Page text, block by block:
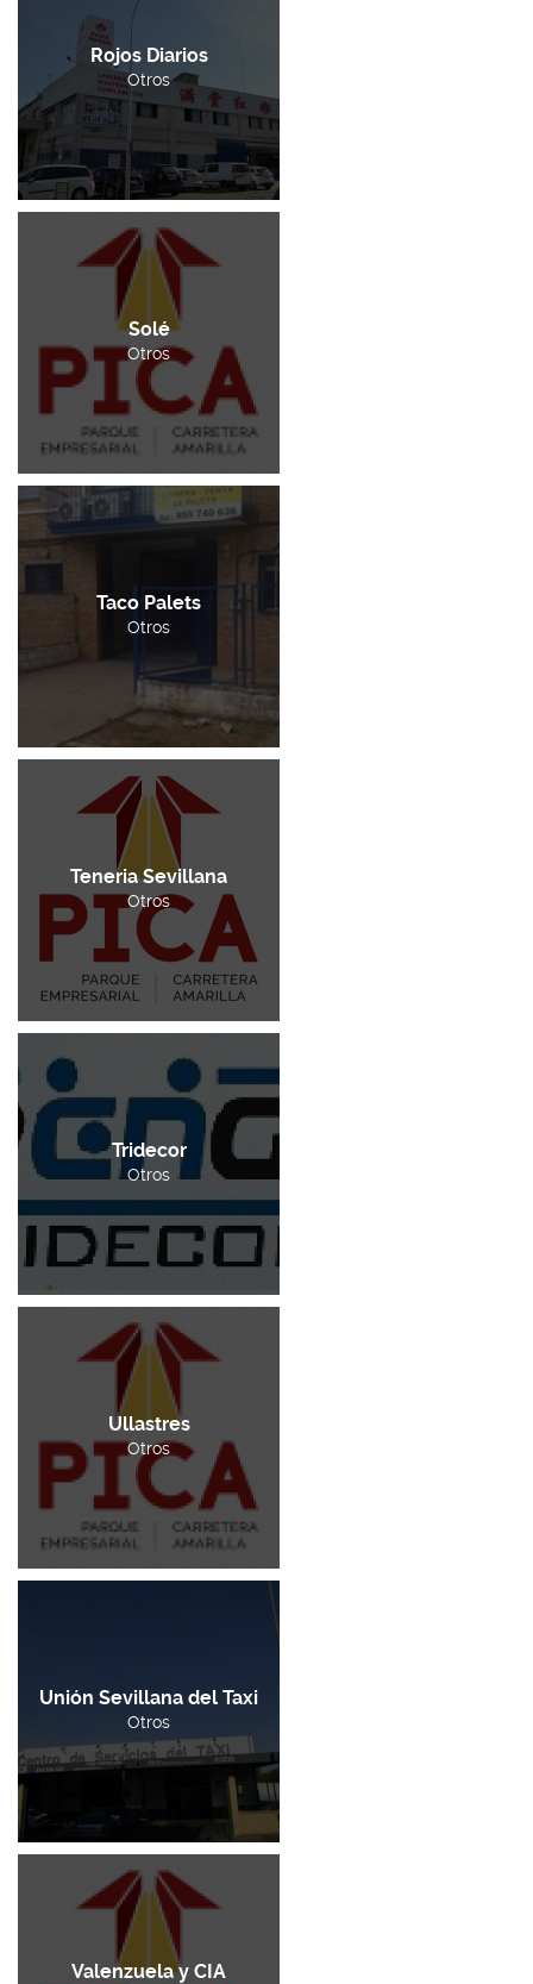
Rojos Diarios
Otros
Solé
Otros
Taco Palets
Otros
Teneria Sevillana
Otros
Tridecor
Otros
Ullastres
Otros
Unión Sevillana del Taxi
Otros
Valenzuela y CIA